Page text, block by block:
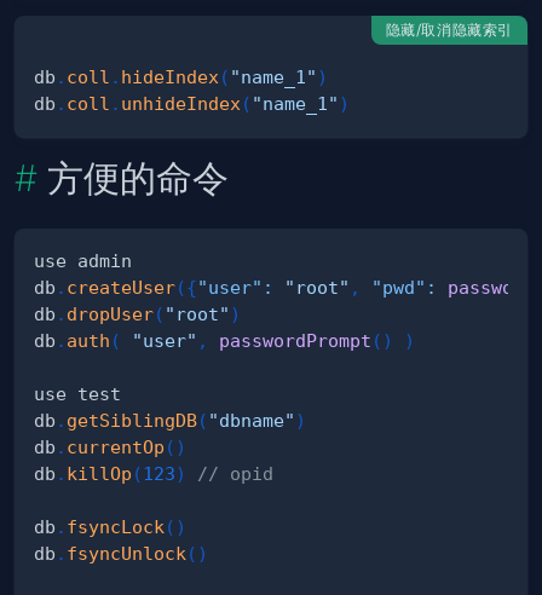
隐藏/取消隐藏索引
db . coll . hideIndex ( "name_1" )
db . coll . unhideIndex ( "name_1" )
方便的命令
db . createUser({"user" : "root" , "pwd" :
db . dropUser( "root" )
db . auth ( "user" , passwordPrompt ( ) )
db . getSiblingDB( "dbname" )
db . currentOp ( )
db . killOp (123) // opid
db . fsyncLock ( )
db . fsyncUnlock ( )